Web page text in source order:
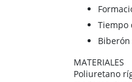
SUELOS Y
Tiempo
MATERIALES
Poliuretano